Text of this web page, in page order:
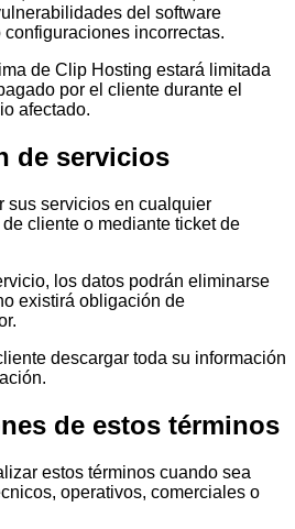
del software
incorrectas.
de Clip Hosting estará limitada
por el cliente durante el
afectado.
de servicios
sus servicios en cualquier
cliente o mediante ticket de
los datos podrán eliminarse
existirá obligación de
descargar toda su información
de estos términos
estos términos cuando sea
operativos, comerciales o